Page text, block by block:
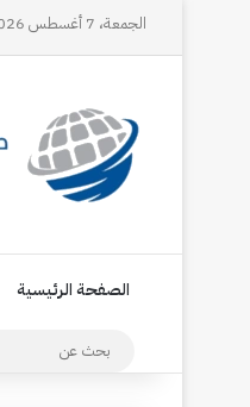
الجمعة، 7 أغسطس 2026
النخل وقلبي
الصفحة الرئيسية